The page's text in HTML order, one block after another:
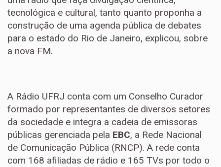
tecnológica e cultural, tanto quanto proponha a
construção de uma agenda pública de debates
para o estado do Rio de Janeiro, explicou, sobre
a nova FM.
A Rádio UFRJ conta com um Conselho Curador
formado por representantes de diversos setores
da sociedade e integra a cadeia de emissoras
públicas gerenciada pela EBC, a Rede Nacional
de Comunicação Pública (RNCP). A rede conta
com 168 afiliadas de rádio e 165 TVs por todo o